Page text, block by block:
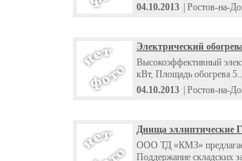
04.10.2013 | Ростов-на-
Электрический
Высокоэффективный
кВт, Площадь обогрева
04.10.2013 | Ростов-на-
Днища эллиптические
ООО ТД «КМЗ»
Поддержание складских